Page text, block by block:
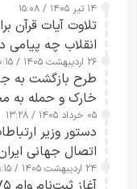
۱۴ تیر ۱۴۰۵ / ۱۵:۰۸
تلاوت آیات قرآن
انقلاب چه پیامی
۲۶ اردیبهشت ۱۴۰۵ / ۱۰:۱۵
طرح‌ بازگشت به
خارک و حمله به
۰۵ خرداد ۱۴۰۵ / ۱۳:۲۸
دستور وزیر
اتصال جهانی
کامل مردم تا ۲۴ ساعت آینده
۲۴ اردیبهشت ۱۴۰۵ / ۰۹:۱۵